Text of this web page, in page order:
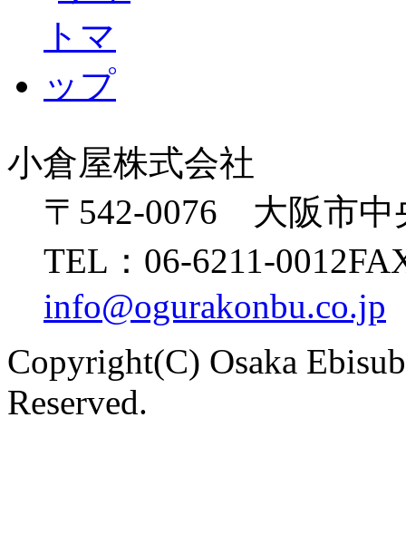
小倉屋株式会社
〒542-0076 大阪市中
TEL：06-6211-0012
info@ogurakonbu.co.jp
Copyright(C) Osaka
Reserved.